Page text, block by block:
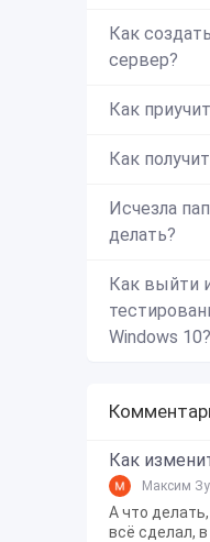
Как
сервер?
Как
Как
Исчезла
делать?
Как выйти
Windows 10?
Максим
А что
всё сделал,